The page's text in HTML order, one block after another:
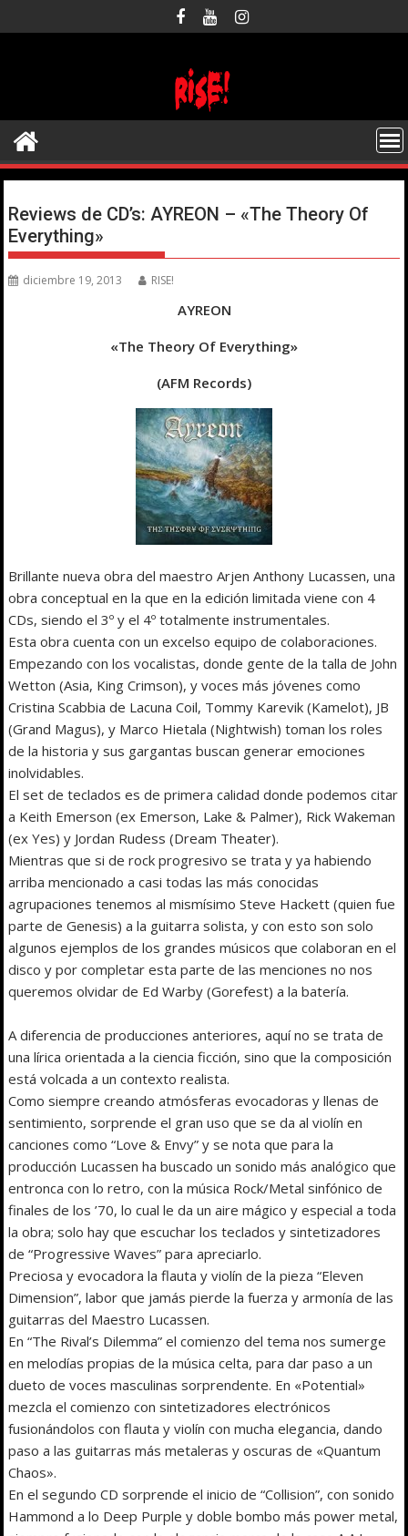
al
Reviews de CD’s: AYREON – «The Theory Of
Everything»
diciembre 19, 2013 RISE!
AYREON
«The Theory Of Everything»
(AFM Records)
Brillante nueva obra del maestro Arjen Anthony Lucassen, una
obra conceptual en la que en la edición limitada viene con 4
CDs, siendo el 3º y el 4º totalmente instrumentales.
Esta obra cuenta con un excelso equipo de colaboraciones.
Empezando con los vocalistas, donde gente de la talla de John
Wetton (Asia, King Crimson), y voces más jóvenes como
Cristina Scabbia de Lacuna Coil, Tommy Karevik (Kamelot), JB
(Grand Magus), y Marco Hietala (Nightwish) toman los roles
de la historia y sus gargantas buscan generar emociones
inolvidables.
El set de teclados es de primera calidad donde podemos citar
a Keith Emerson (ex Emerson, Lake & Palmer), Rick Wakeman
(ex Yes) y Jordan Rudess (Dream Theater).
Mientras que si de rock progresivo se trata y ya habiendo
arriba mencionado a casi todas las más conocidas
agrupaciones tenemos al mismísimo Steve Hackett (quien fue
parte de Genesis) a la guitarra solista, y con esto son solo
algunos ejemplos de los grandes músicos que colaboran en el
disco y por completar esta parte de las menciones no nos
queremos olvidar de Ed Warby (Gorefest) a la batería.
A diferencia de producciones anteriores, aquí no se trata de
una lírica orientada a la ciencia ficción, sino que la composición
está volcada a un contexto realista.
Como siempre creando atmósferas evocadoras y llenas de
sentimiento, sorprende el gran uso que se da al violín en
canciones como “Love & Envy” y se nota que para la
producción Lucassen ha buscado un sonido más analógico que
entronca con lo retro, con la música Rock/Metal sinfónico de
finales de los ’70, lo cual le da un aire mágico y especial a toda
la obra; solo hay que escuchar los teclados y sintetizadores
de “Progressive Waves” para apreciarlo.
Preciosa y evocadora la flauta y violín de la pieza “Eleven
Dimension”, labor que jamás pierde la fuerza y armonía de las
guitarras del Maestro Lucassen.
En “The Rival’s Dilemma” el comienzo del tema nos sumerge
en melodías propias de la música celta, para dar paso a un
dueto de voces masculinas sorprendente. En «Potential»
mezcla el comienzo con sintetizadores electrónicos
fusionándolos con flauta y violín con mucha elegancia, dando
paso a las guitarras más metaleras y oscuras de «Quantum
Chaos».
En el segundo CD sorprende el inicio de “Collision”, con sonido
Hammond a lo Deep Purple y doble bombo más power metal,